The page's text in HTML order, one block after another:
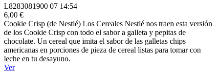
L8283081900 07 14:54
6,00 €
Cookie Crisp (de Nestlé) Los Cereales Nestlé nos traen esta versión
de los Cookie Crisp con todo el sabor a galleta y pepitas de
chocolate. Un cereal que imita el sabor de las galletas chips
americanas en porciones de pieza de cereal listas para tomar con
leche en tu desayuno.
Ver